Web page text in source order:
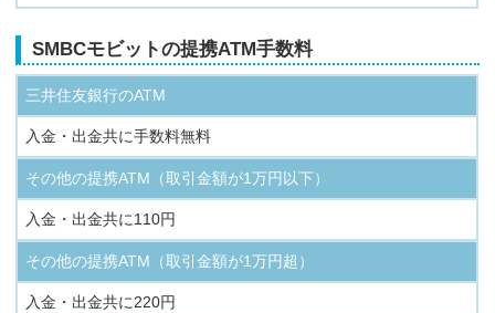
SMBCモビットの提携ATM手数料
三井住友銀行のATM
入金・出金共に手数料無料
その他の提携ATM（取引金額が1万円以下）
入金・出金共に110円
その他の提携ATM（取引金額が1万円超）
入金・出金共に220円